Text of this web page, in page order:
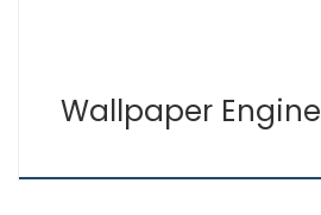
Wallpaper Engine